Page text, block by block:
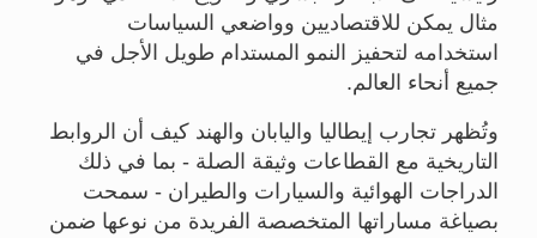
مثال يمكن للاقتصاديين وواضعي السياسات
استخدامه لتحفيز النمو المستدام طويل الأجل في
جميع أنحاء العالم.
وتُظهر تجارب إيطاليا واليابان والهند كيف أن الروابط
التاريخية مع القطاعات وثيقة الصلة - بما في ذلك
الدراجات الهوائية والسيارات والطيران - سمحت
بصياغة مساراتها المتخصصة الفريدة من نوعها ضمن